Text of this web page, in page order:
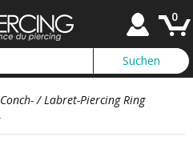
0
Conch- / Labret-Piercing Ring